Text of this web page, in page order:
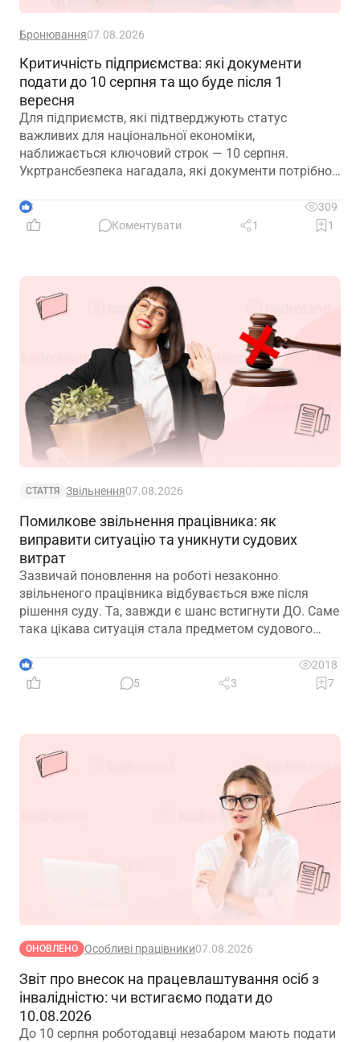
Бронювання07.08.2026
Критичність підприємства: які документи
подати до 10 серпня та що буде після 1
вересня
Для підприємств, які підтверджують статус
важливих для національної економіки,
наближається ключовий строк — 10 серпня.
Укртрансбезпека нагадала, які документи потрібно
що очікує на компанії, які не встигнуть підтвердити
свій статус
3
309
Коментувати
1 1
СТАТТЯ Звільнення07.08.2026
Помилкове звільнення працівника: як
виправити ситуацію та уникнути судових
витрат
Зазвичай поновлення на роботі незаконно
звільненого працівника відбувається вже після
рішення суду. Та, завжди є шанс встигнути ДО. Саме
така цікава ситуація стала предметом судового
скасував помилково виданий наказ про звільнення.
Розберемо її докладно
2
2018
5
3 7
ОНОВЛЕНО Особливі працівники07.08.2026
Звіт про внесок на працевлаштування осіб з
інвалідністю: чи встигаємо подати до
10.08.2026
До 10 серпня роботодавці незабаром мають подати